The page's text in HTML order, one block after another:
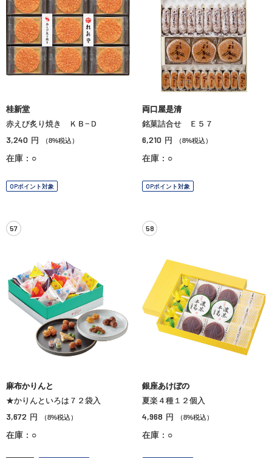
桂新堂
赤えび炙り焼き ＫＢ−Ｄ
3,240 円 （8%税込）
在庫：○
OPポイント対象
両口屋是清
銘菓詰合せ Ｅ５７
6,210 円 （8%税込）
在庫：○
OPポイント対象
57
麻布かりんと
★かりんといろは７２袋入
3,672 円 （8%税込）
在庫：○
58
銀座あけぼの
夏楽４種１２個入
4,968 円 （8%税込）
在庫：○